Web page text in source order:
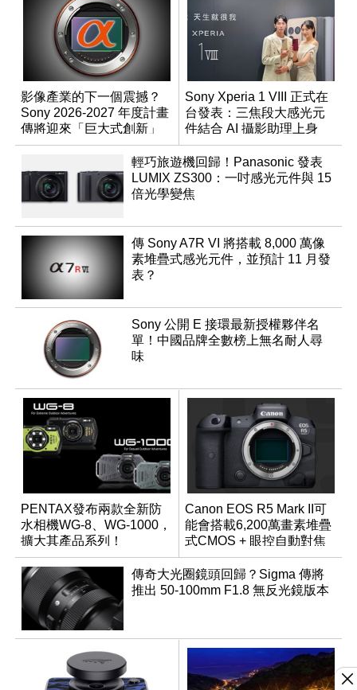
影像產業的下一個震撼？
Sony 2026-2027 年度計畫
傳將迎來「巨大式創新」
Sony Xperia 1 VIII 正式在
台發表：三焦段大感光元
件結合 AI 攝影助理上身
輕巧旅遊機回歸！Panasonic 發表
LUMIX ZS300：一吋感光元件與 15
倍光學變焦
傳 Sony A7R VI 將搭載 8,000 萬像
素堆疊式感光元件，並預計 11 月發
表？
Sony 公開 E 接環最新授權夥伴名
單！中國品牌全數榜上無名耐人尋
味
PENTAX發布兩款全新防
水相機WG-8、WG-1000，
擴大其產品系列！
Canon EOS R5 Mark II可
能會搭載6,200萬畫素堆疊
式CMOS + 眼控自動對焦
功能？
傳奇大光圈鏡頭回歸？Sigma 傳將
推出 50-100mm F1.8 無反光鏡版本